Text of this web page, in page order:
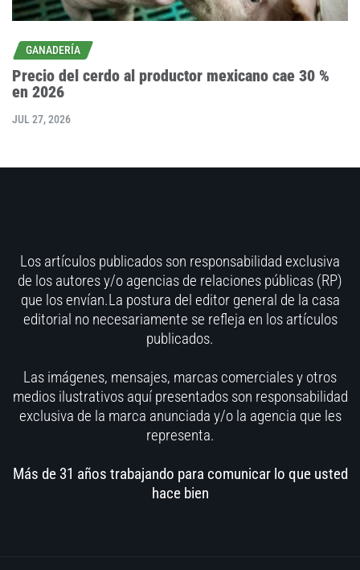
GANADERÍA
Precio del cerdo al productor mexicano cae 30 %
en 2026
JUL 27, 2026
Los artículos publicados son responsabilidad exclusiva
de los autores y/o agencias de relaciones públicas (RP)
que los envían.La postura del editor general de la casa
editorial no necesariamente se refleja en los artículos
publicados.
Las imágenes, mensajes, marcas comerciales y otros
medios ilustrativos aquí presentados son responsabilidad
exclusiva de la marca anunciada y/o la agencia que les
representa.
Más de 31 años trabajando para comunicar lo que usted
hace bien